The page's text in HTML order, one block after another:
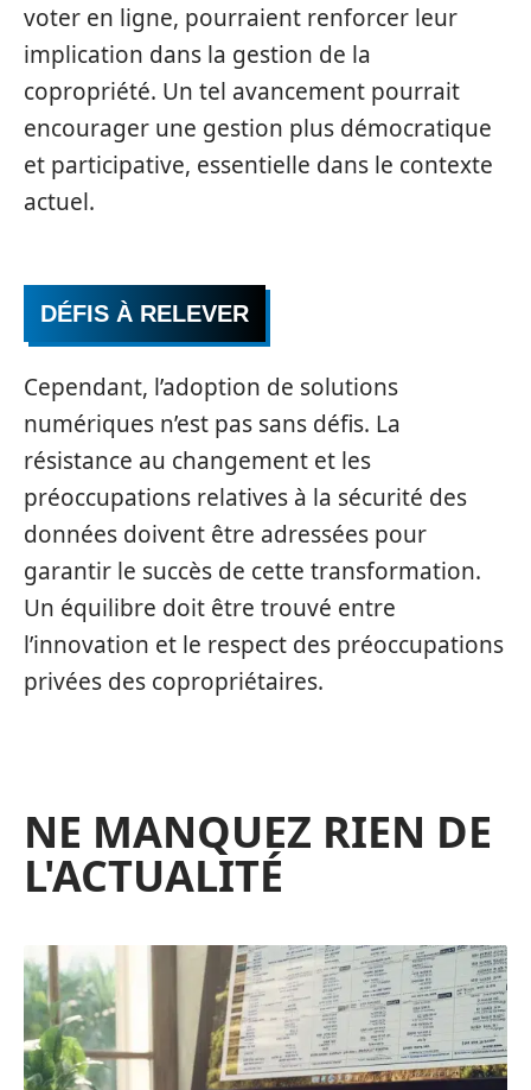
voter en ligne, pourraient renforcer leur
implication dans la gestion de la
copropriété. Un tel avancement pourrait
encourager une gestion plus démocratique
et participative, essentielle dans le contexte
actuel.
DÉFIS À RELEVER
Cependant, l’adoption de solutions
numériques n’est pas sans défis. La
résistance au changement et les
préoccupations relatives à la sécurité des
données doivent être adressées pour
garantir le succès de cette transformation.
Un équilibre doit être trouvé entre
l’innovation et le respect des préoccupations
privées des copropriétaires.
NE MANQUEZ RIEN DE
L'ACTUALITÉ